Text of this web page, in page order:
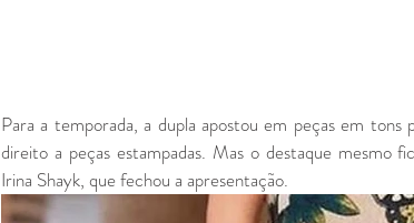
Para a temporada, a dupla apostou em peças em tons
direito a peças estampadas. Mas o destaque mesmo
Irina Shayk, que fechou a apresentação.